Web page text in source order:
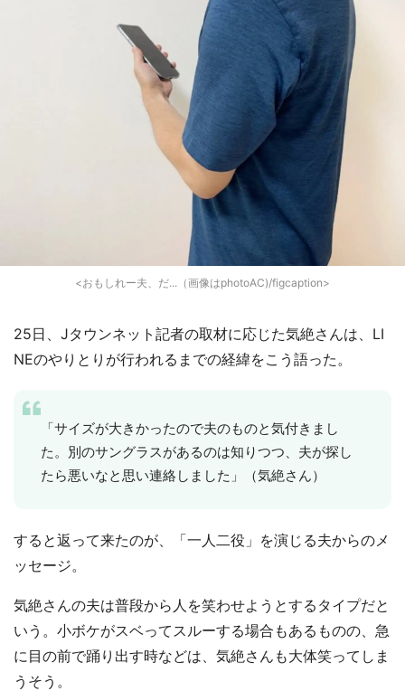
<おもしれー夫、だ...（画像はphotoAC)/figcaption>
25日、Jタウンネット記者の取材に応じた気絶さんは、LI
NEのやりとりが行われるまでの経緯をこう語った。
「サイズが大きかったので夫のものと気付きまし
た。別のサングラスがあるのは知りつつ、夫が探し
たら悪いなと思い連絡しました」（気絶さん）
すると返って来たのが、「一人二役」を演じる夫からのメ
ッセージ。
気絶さんの夫は普段から人を笑わせようとするタイプだと
いう。小ボケがスベってスルーする場合もあるものの、急
に目の前で踊り出す時などは、気絶さんも大体笑ってしま
うそう。